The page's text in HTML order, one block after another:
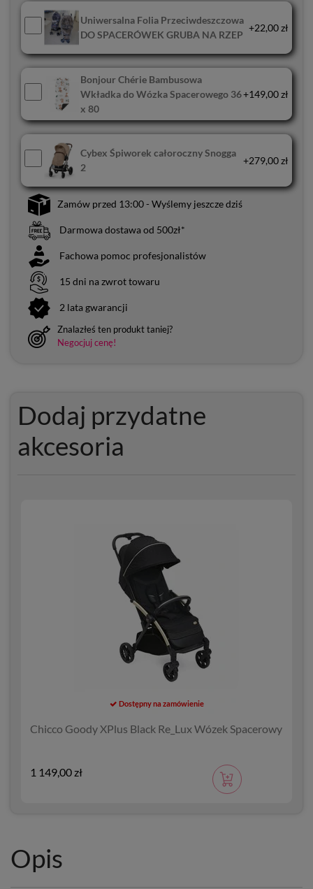
Uniwersalna Folia Przeciwdeszczowa
DO SPACERÓWEK GRUBA NA RZEP
+22,00 zł
Bonjour Chérie Bambusowa
Wkładka do Wózka Spacerowego 36
x 80
+149,00 zł
Cybex Śpiworek całoroczny Snogga
2
+279,00 zł
Zamów przed 13:00 - Wyślemy jeszcze dziś
Darmowa dostawa od 500zł*
Fachowa pomoc profesjonalistów
15 dni na zwrot towaru
2 lata gwarancji
Znalazłeś ten produkt taniej?
Negocjuj cenę!
Dodaj przydatne
akcesoria
Dostępny na zamówienie
Chicco Goody XPlus Black Re_Lux Wózek Spacerowy
1 149,00 zł
Opis